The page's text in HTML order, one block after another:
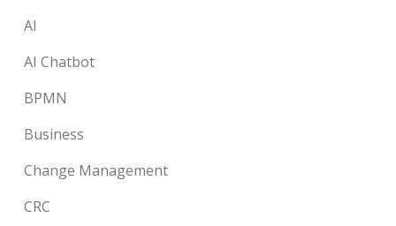
AI
AI Chatbot
BPMN
Business
Change Management
CRC